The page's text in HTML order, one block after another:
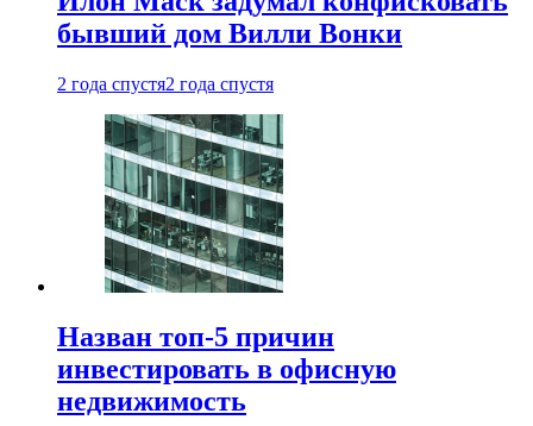
бывший дом Вилли Вонки
2 года спустя2 года спустя
Назван топ-5 причин
инвестировать в офисную
недвижимость